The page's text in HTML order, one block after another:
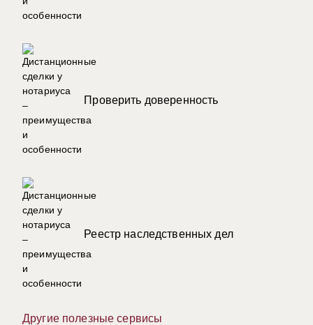
Проверить доверенность
Реестр наследственных дел
Другие полезные сервисы